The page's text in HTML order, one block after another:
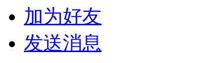
加为好友
发送消息